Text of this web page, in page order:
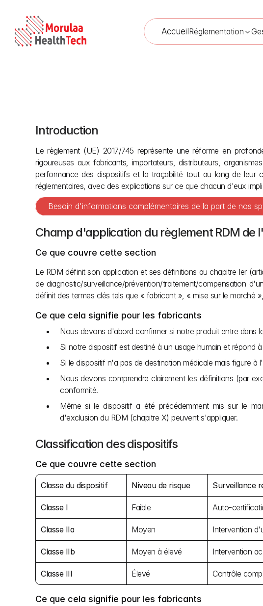
AccueilRéglementation
Introduction
Le règlement (UE) 2017/745 représente une réforme en
rigoureuses aux fabricants, importateurs, distributeurs,
performance des dispositifs et la traçabilité tout au long de leur
réglementaires, avec des explications sur ce que chacun d'eux
Besoin d'informations complémentaires de la part de nos
Champ d'application du règlement RDM de
Ce que couvre cette section
Le RDM définit son application et ses définitions au chapitre Ier
de diagnostic/surveillance/prévention/traitement/compensation
définit des termes clés tels que « fabricant », « mise sur le marché
Ce que cela signifie pour les fabricants
Nous devons d'abord confirmer si notre produit entre dans
Si notre dispositif est destiné à un usage humain et répond
Si le dispositif n'a pas de destination médicale mais figure
Nous devons comprendre clairement les définitions (par
conformité.
Même si le dispositif a été précédemment mis sur le
d'exclusion du RDM (chapitre X) peuvent s'appliquer.
Classification des dispositifs
Ce que couvre cette section
Classe du dispositif Niveau de risque Surveillance
Classe I Faible Auto-
Classe IIa Moyen Intervention
Classe IIb Moyen à élevé Intervention
Classe III Élevé Contrôle
Ce que cela signifie pour les fabricants